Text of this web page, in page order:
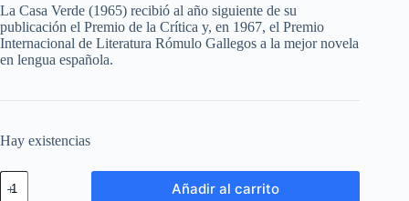
La Casa Verde (1965) recibió al año siguiente de su
publicación el Premio de la Crítica y, en 1967, el Premio
Internacional de Literatura Rómulo Gallegos a la mejor novela
en lengua española.
Hay existencias
Añadir al carrito